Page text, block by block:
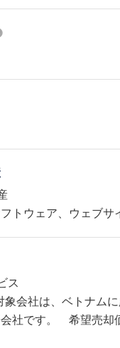
トウェア、ウェブサ
ス
象会社は、ベトナム
会社です。 希望売